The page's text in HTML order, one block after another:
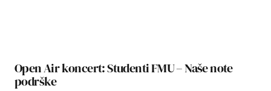
Open Air koncert: Studenti FMU – Naše note
podrške